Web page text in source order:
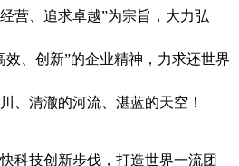
营、追求卓越”为宗旨，大力弘
、创新”的企业精神，力求还世界
、清澈的河流、湛蓝的天空！
科技创新步伐，打造世界一流团